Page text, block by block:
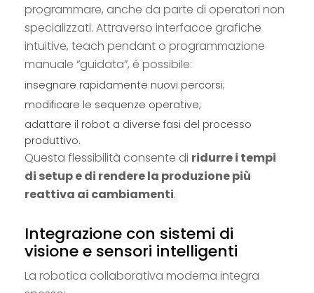
programmare, anche da parte di operatori non
specializzati. Attraverso interfacce grafiche
intuitive, teach pendant o programmazione
manuale “guidata”, è possibile:
insegnare rapidamente nuovi percorsi;
modificare le sequenze operative;
adattare il robot a diverse fasi del processo
produttivo.
Questa flessibilità consente di ridurre i tempi
di setup e di rendere la produzione più
reattiva ai cambiamenti.
Integrazione con sistemi di
visione e sensori intelligenti
La robotica collaborativa moderna integra